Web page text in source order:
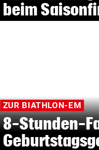
beim
ZUR BIATHLON-EM
8-Stunden-